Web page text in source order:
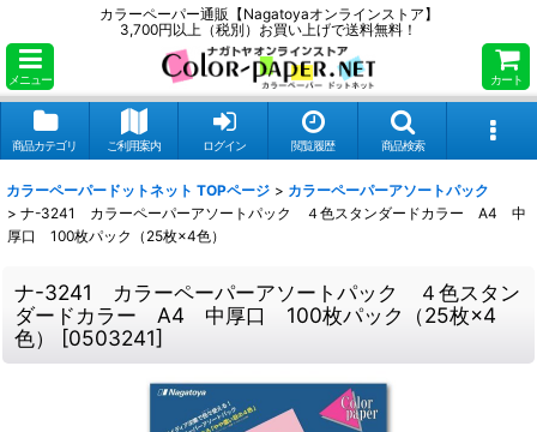
カラーペーパー通販【Nagatoyaオンラインストア】
3,700円以上（税別）お買い上げで送料無料！
メニュー カート
商品カテゴリ ご利用案内 ログイン 閲覧履歴 商品検索
カラーペーパードットネット TOPページ > カラーペーパーアソートパック
> ナ-3241 カラーペーパーアソートパック ４色スタンダードカラー A4 中
厚口 100枚パック（25枚×4色）
ナ-3241 カラーペーパーアソートパック ４色スタン
ダードカラー A4 中厚口 100枚パック（25枚×4
色）
[0503241]